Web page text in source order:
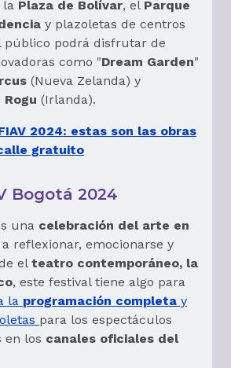
la Plaza de Bolívar, el Parque
y plazoletas de centros
público podrá disfrutar de
como "Dream Garden"
(Nueva Zelanda) y
Rogu (Irlanda).
2024: estas son las obras
gratuito
Bogotá 2024
una celebración del arte en
reflexionar, emocionarse y
el teatro contemporáneo, la
, este festival tiene algo para
la programación completa y
para los espectáculos
en los canales oficiales del